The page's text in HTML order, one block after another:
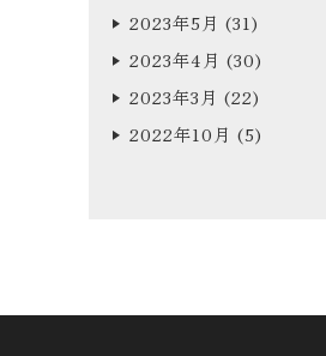
2023年5月 (31)
2023年4月 (30)
2023年3月 (22)
2022年10月 (5)